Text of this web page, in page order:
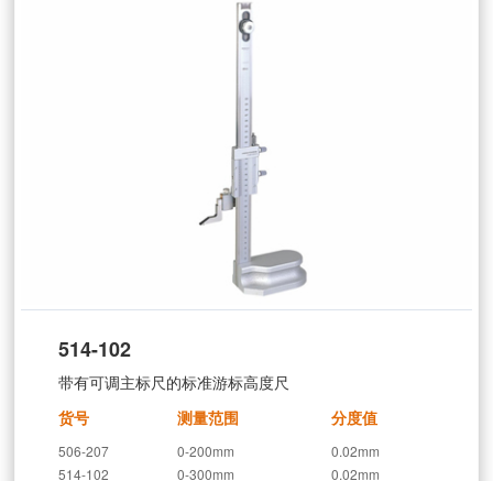
514-102
带有可调主标尺的标准游标高度尺
货号
测量范围 分度值
506-207 0-200mm
0.02mm
514-102
0-300mm
0.02mm